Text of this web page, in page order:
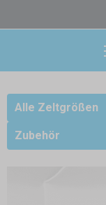
Alle Zeltgrößen
Zubehör